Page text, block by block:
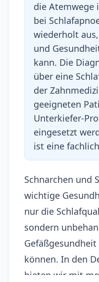
die Atemwege
bei
wiederholt
und
kann. Die
über eine
der
geeigneten
Unterkiefer-
eingesetzt
ist eine
Schnarchen und
wichtige
nur die
sondern
können. In den
bieten wir mit